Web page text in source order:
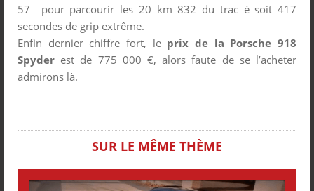
57 pour parcourir les 20 km 832 du trac é soit 417
secondes de grip extrême.
Enfin dernier chiffre fort, le prix de la Porsche 918
Spyder est de 775 000 €, alors faute de se l’acheter
admirons là.
SUR LE MÊME THÈME